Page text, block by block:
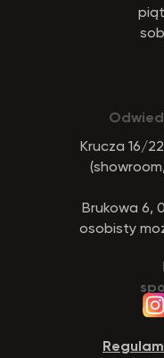
Krucza 16/
Brukowa 6,
osobisty
wystawiać oraz udostępniać
systemu